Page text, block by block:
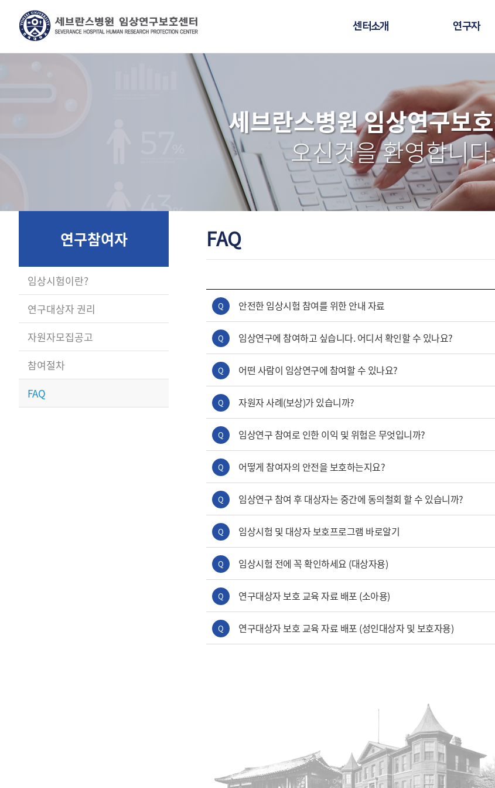
센터소개 연구자
세브란스병원 임상연구보
오신것을 환영합니
연구참여자
임상시험이란?
연구대상자 권리
자원자모집공고
참여절차
FAQ
FAQ
Q 안전한 임상시험 참여를 위한 안내 자료
Q 임상연구에 참여하고 싶습니다. 어디서 확인할 수 있나요?
Q 어떤 사람이 임상연구에 참여할 수 있나요?
Q 자원자 사례(보상)가 있습니까?
Q 임상연구 참여로 인한 이익 및 위험은 무엇입니까?
Q 어떻게 참여자의 안전을 보호하는지요?
Q 임상연구 참여 후 대상자는 중간에 동의철회 할 수 있습니까?
Q 임상시험 및 대상자 보호프로그램 바로알기
Q 임상시험 전에 꼭 확인하세요 (대상자용)
Q 연구대상자 보호 교육 자료 배포 (소아용)
Q 연구대상자 보호 교육 자료 배포 (성인대상자 및 보호자용)